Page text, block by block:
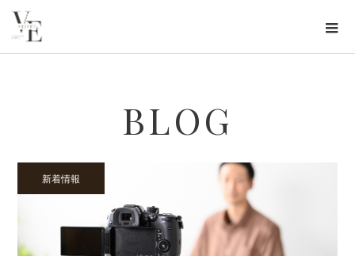
BLOG
新着情報